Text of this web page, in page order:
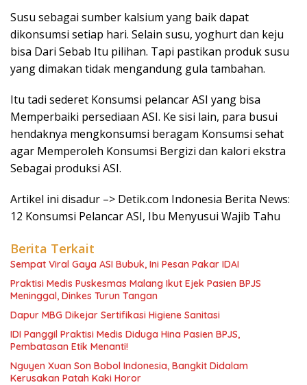
Susu sebagai sumber kalsium yang baik dapat
dikonsumsi setiap hari. Selain susu, yoghurt dan keju
bisa Dari Sebab Itu pilihan. Tapi pastikan produk susu
yang dimakan tidak mengandung gula tambahan.
Itu tadi sederet Konsumsi pelancar ASI yang bisa
Memperbaiki persediaan ASI. Ke sisi lain, para busui
hendaknya mengkonsumsi beragam Konsumsi sehat
agar Memperoleh Konsumsi Bergizi dan kalori ekstra
Sebagai produksi ASI.
Artikel ini disadur –> Detik.com Indonesia Berita News:
12 Konsumsi Pelancar ASI, Ibu Menyusui Wajib Tahu
Berita Terkait
Sempat Viral Gaya ASI Bubuk, Ini Pesan Pakar IDAI
Praktisi Medis Puskesmas Malang Ikut Ejek Pasien BPJS
Meninggal, Dinkes Turun Tangan
Dapur MBG Dikejar Sertifikasi Higiene Sanitasi
IDI Panggil Praktisi Medis Diduga Hina Pasien BPJS,
Pembatasan Etik Menanti!
Nguyen Xuan Son Bobol Indonesia, Bangkit Didalam
Kerusakan Patah Kaki Horor